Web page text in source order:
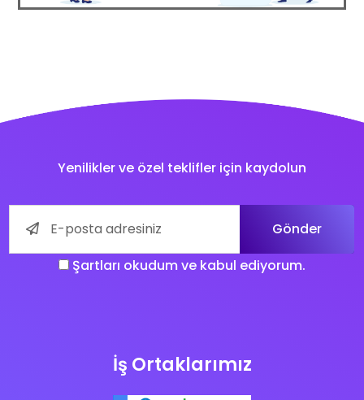
Yenilikler ve özel teklifler için kaydolun
Gönder
Şartları okudum ve kabul ediyorum.
İş Ortaklarımız